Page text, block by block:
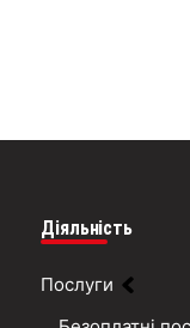
Діяльність
Послуги